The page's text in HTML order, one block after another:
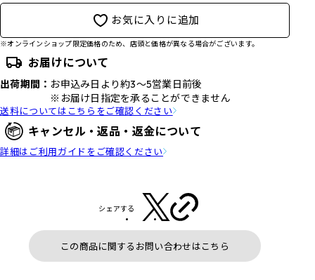
お気に入りに追加
※オンラインショップ限定価格のため、店頭と価格が異なる場合がございます。
お届けについて
出荷期間： お申込み日より約3～5営業日前後
※お届け日指定を承ることができません
送料についてはこちらをご確認ください
キャンセル・返品・返金について
詳細はご利用ガイドをご確認ください
シェアする
この商品に関するお問い合わせはこちら